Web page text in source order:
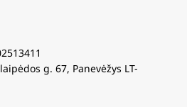
g. 67, Panevėžys LT-